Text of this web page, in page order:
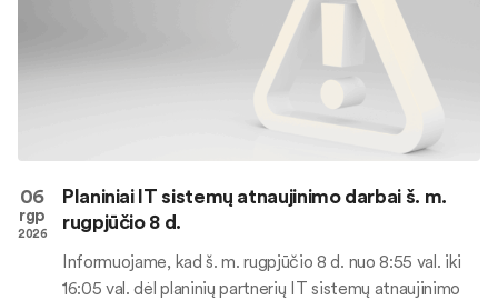
06
rgp
2026
Planiniai IT sistemų atnaujinimo darbai š. m.
rugpjūčio 8 d.
Informuojame, kad š. m. rugpjūčio 8 d. nuo 8:55 val. iki
16:05 val. dėl planinių partnerių IT sistemų atnaujinimo